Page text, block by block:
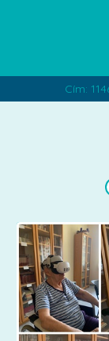
Cím: